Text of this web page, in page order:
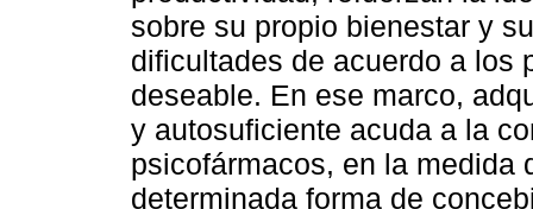
sobre su propio bienestar y
dificultades de acuerdo a los
deseable. En ese marco,
y autosuficiente acuda a la
psicofármacos, en la medida
determinada forma de